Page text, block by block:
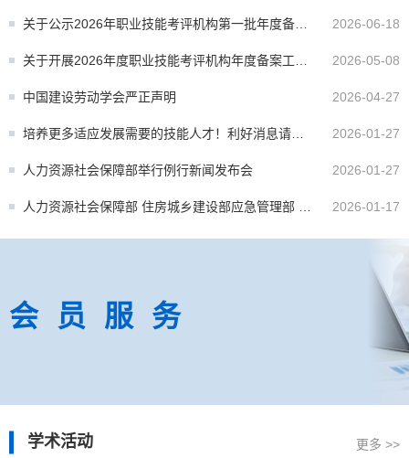
关于公示2026年职业技能考评机构第一批年度备案
结果的函
2026-06-18
关于开展2026年度职业技能考评机构年度备案工作
的通知
2026-05-08
中国建设劳动学会严正声明 2026-04-27
培养更多适应发展需要的技能人才！利好消息请查
收
2026-01-27
人力资源社会保障部举行例行新闻发布会 2026-01-27
人力资源社会保障部 住房城乡建设部应急管理部 市
场监管总局联合印发通知部署推进职业技能证书互
2026-01-17
会员服务
学术活动 更多 >>